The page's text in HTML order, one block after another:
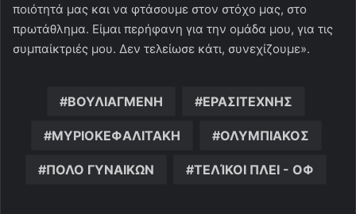
ποιότητά μας και να φτάσουμε στον στόχο μας, στο
πρωτάθλημα. Είμαι περήφανη για την ομάδα μου, για τις
συμπαίκτριές μου. Δεν τελείωσε κάτι, συνεχίζουμε».
ΒΟΥΛΙΑΓΜΕΝΗ ΕΡΑΣΙΤΕΧΝΗΣ
ΜΥΡΙΟΚΕΦΑΛΙΤΑΚΗ ΟΛΥΜΠΙΑΚΟΣ
ΠΟΛΟ ΓΥΝΑΙΚΩΝ ΤΕΛΊΚΟΙ ΠΛΕΙ - ΟΦ